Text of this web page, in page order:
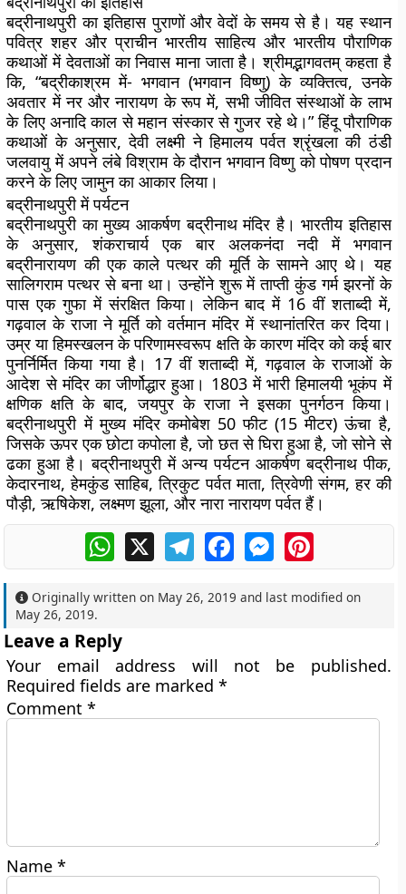
बद्रीनाथपुरी का इतिहास पुराणों और वेदों के समय से है। यह स्थान
पवित्र शहर और प्राचीन भारतीय साहित्य और भारतीय पौराणिक
कथाओं में देवताओं का निवास माना जाता है। श्रीमद्भागवतम् कहता है
कि, “बद्रीकाश्रम में- भगवान (भगवान विष्णु) के व्यक्तित्व, उनके
अवतार में नर और नारायण के रूप में, सभी जीवित संस्थाओं के लाभ
के लिए अनादि काल से महान संस्कार से गुजर रहे थे।” हिंदू पौराणिक
कथाओं के अनुसार, देवी लक्ष्मी ने हिमालय पर्वत श्रृंखला की ठंडी
जलवायु में अपने लंबे विश्राम के दौरान भगवान विष्णु को पोषण प्रदान
करने के लिए जामुन का आकार लिया।
बद्रीनाथपुरी में पर्यटन
बद्रीनाथपुरी का मुख्य आकर्षण बद्रीनाथ मंदिर है। भारतीय इतिहास
के अनुसार, शंकराचार्य एक बार अलकनंदा नदी में भगवान
बद्रीनारायण की एक काले पत्थर की मूर्ति के सामने आए थे। यह
सालिगराम पत्थर से बना था। उन्होंने शुरू में ताप्ती कुंड गर्म झरनों के
पास एक गुफा में संरक्षित किया। लेकिन बाद में 16 वीं शताब्दी में,
गढ़वाल के राजा ने मूर्ति को वर्तमान मंदिर में स्थानांतरित कर दिया।
उम्र या हिमस्खलन के परिणामस्वरूप क्षति के कारण मंदिर को कई बार
पुनर्निर्मित किया गया है। 17 वीं शताब्दी में, गढ़वाल के राजाओं के
आदेश से मंदिर का जीर्णोद्धार हुआ। 1803 में भारी हिमालयी भूकंप में
क्षणिक क्षति के बाद, जयपुर के राजा ने इसका पुनर्गठन किया।
बद्रीनाथपुरी में मुख्य मंदिर कमोबेश 50 फीट (15 मीटर) ऊंचा है,
जिसके ऊपर एक छोटा कपोला है, जो छत से घिरा हुआ है, जो सोने से
ढका हुआ है। बद्रीनाथपुरी में अन्य पर्यटन आकर्षण बद्रीनाथ पीक,
केदारनाथ, हेमकुंड साहिब, त्रिकुट पर्वत माता, त्रिवेणी संगम, हर की
पौड़ी, ऋषिकेश, लक्ष्मण झूला, और नारा नारायण पर्वत हैं।
WhatsApp
X TelegramFacebookMessengerPinterest
Originally written on May 26, 2019 and last modified on
May 26, 2019.
Leave a Reply
Your email address will not be published.
Required fields are marked*
Comment*
Name*